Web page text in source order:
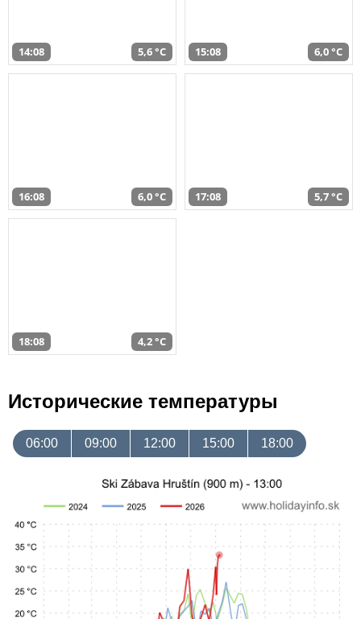
14:08 5,6 °C 15:08 6,0 °C
16:08 6,0 °C 17:08 5,7 °C
18:08 4,2 °C
Исторические температуры
06:00 09:00 12:00 15:00 18:00